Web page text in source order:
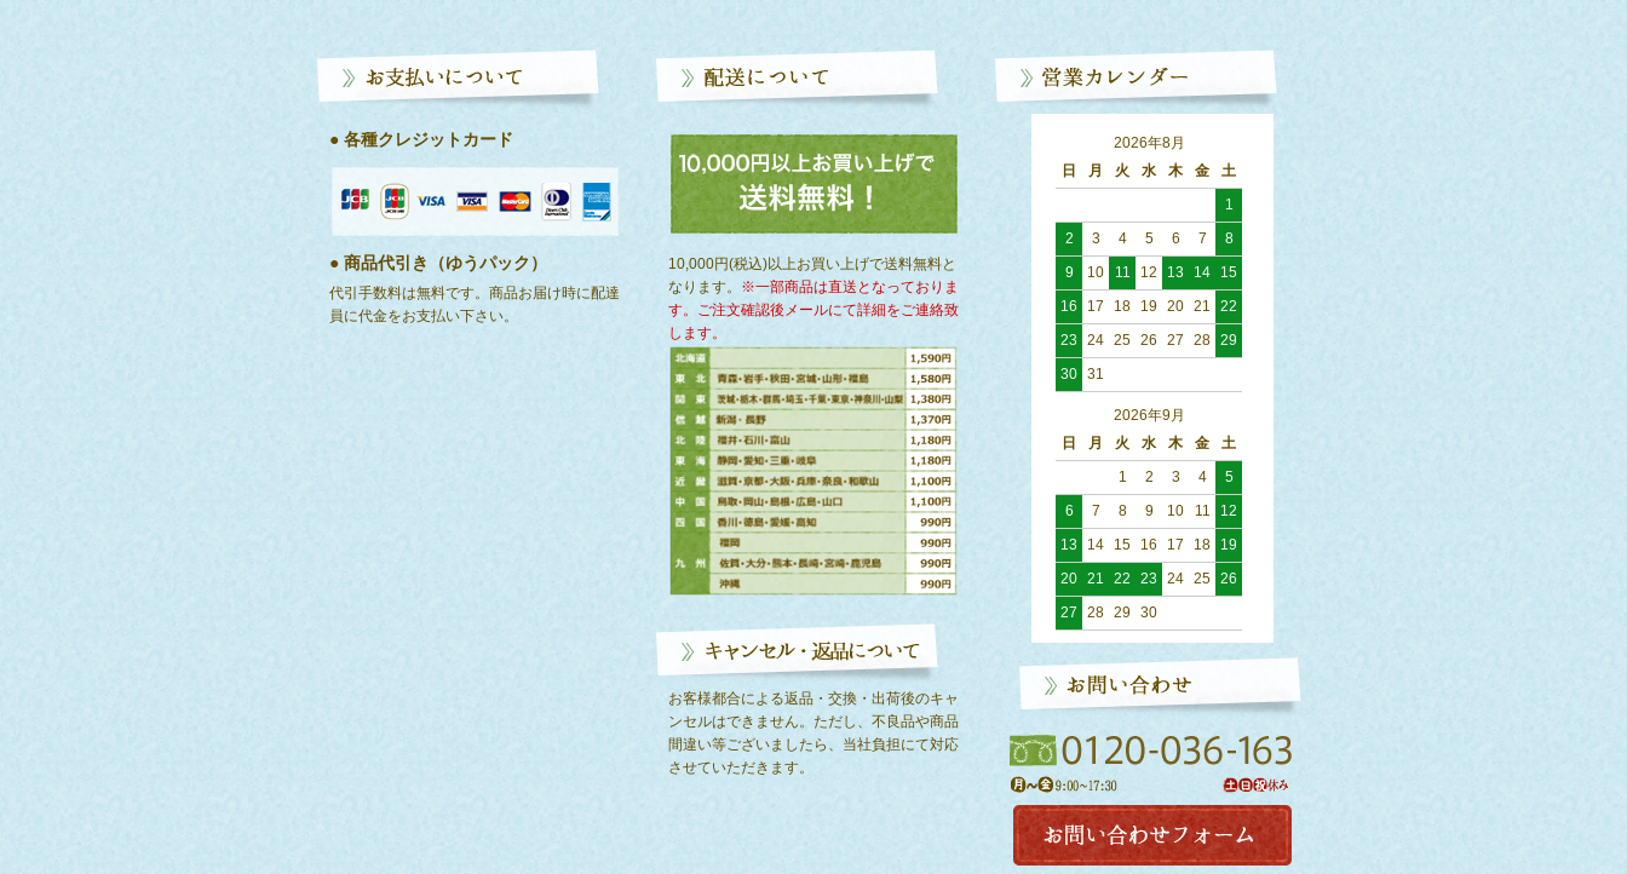
● 各種クレジットカード
● 商品代引き（ゆうパック）
代引手数料は無料です。商品お届け時に配達
員に代金をお支払い下さい。
10,000円(税込)以上お買い上げで送料無料と
なります。 ※一部商品は直送となっておりま
す。ご注文確認後メールにて詳細をご連絡致
します。
お客様都合による返品・交換・出荷後のキャ
ンセルはできません。ただし、不良品や商品
間違い等ございましたら、当社負担にて対応
させていただきます。
2026年8月
日
月 火 水 木 金
土
1
2
3 4 5 6 7
8
9
10 11 12 13 14
15
16
17 18 19 20 21
22
23
24 25 26 27 28 29
30 31
2026年9月
日
月 火 水 木 金
土
1
2 3 4
5
6
7 8 9 10 11
12
13
14 15 16 17 18
19
20 21 22 23 24 25 26
27
28 29 30